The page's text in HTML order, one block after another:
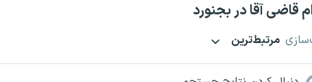
قاضی آقا در بجنورد
مرتبط‌ترین